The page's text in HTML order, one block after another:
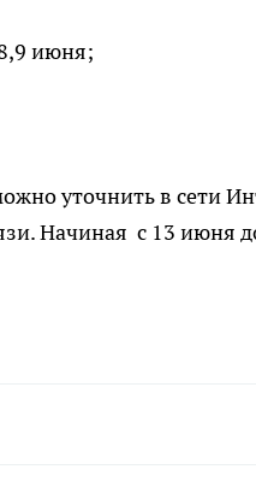
июня;
уточнить в сети
Начиная с 13 июня